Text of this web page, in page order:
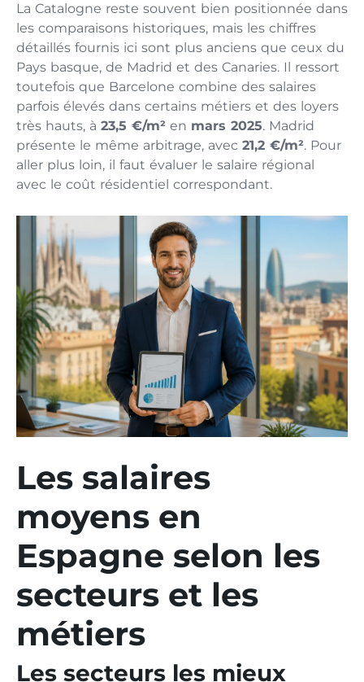
La Catalogne reste souvent bien positionnée dans
les comparaisons historiques, mais les chiffres
détaillés fournis ici sont plus anciens que ceux du
Pays basque, de Madrid et des Canaries. Il ressort
toutefois que Barcelone combine des salaires
parfois élevés dans certains métiers et des loyers
très hauts, à 23,5 €/m² en mars 2025. Madrid
présente le même arbitrage, avec 21,2 €/m². Pour
aller plus loin, il faut évaluer le salaire régional
avec le coût résidentiel correspondant.
Les salaires
moyens en
Espagne selon les
secteurs et les
métiers
Les secteurs les mieux